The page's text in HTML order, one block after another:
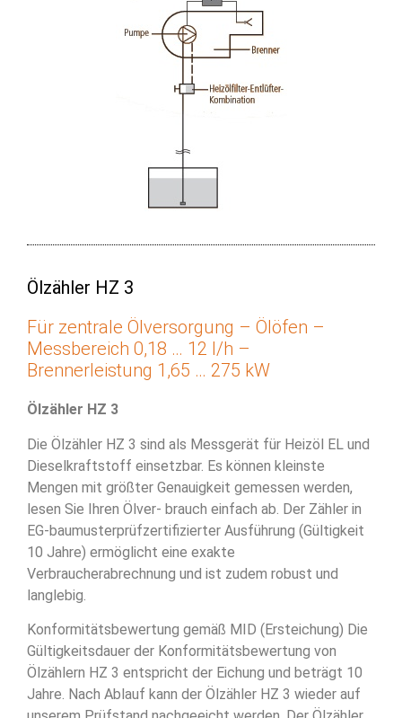
Ölzähler HZ 3
Für zentrale Ölversorgung – Ölöfen –
Messbereich 0,18 … 12 l/h –
Brennerleistung 1,65 … 275 kW
Ölzähler HZ 3
Die Ölzähler HZ 3 sind als Messgerät für Heizöl EL und
Dieselkraftstoff einsetzbar. Es können kleinste
Mengen mit größter Genauigkeit gemessen werden,
lesen Sie Ihren Ölver- brauch einfach ab. Der Zähler in
EG-baumusterprüfzertifizierter Ausführung (Gültigkeit
10 Jahre) ermöglicht eine exakte
Verbraucherabrechnung und ist zudem robust und
langlebig.
Konformitätsbewertung gemäß MID (Ersteichung) Die
Gültigkeitsdauer der Konformitätsbewertung von
Ölzählern HZ 3 entspricht der Eichung und beträgt 10
Jahre. Nach Ablauf kann der Ölzähler HZ 3 wieder auf